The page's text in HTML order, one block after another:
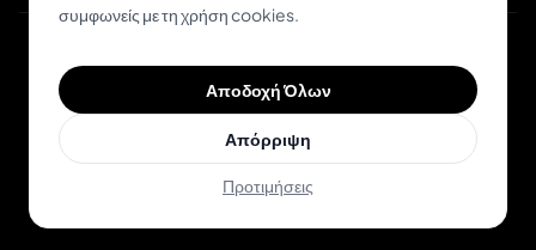
© 2026 Inkjin
Πολιτική ΑπορρήτουΌροι Χρήσης
συμφωνείς με τη χρήση cookies.
Αποδοχή Όλων
Απόρριψη
Προτιμήσεις